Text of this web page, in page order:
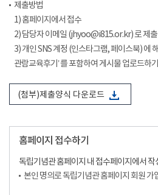
제출방법
1) 홈페이지에서 접수
2) 담당자 이메일 (jhyoo@i815.or.kr) 로 제
3) 개인 SNS 계정 (인스타그램, 페이스북) 에
관람교육후기’ 를 포함하여 게시물 업로드하기
(첨부)제출양식 다운로드
홈페이지 접수하기
독립기념관 홈페이지 내 접수페이지에서 작
본인 명의로 독립기념관 홈페이지 회원 가